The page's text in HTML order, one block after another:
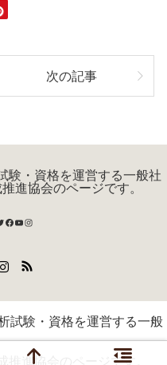
次の記事
験・資格を運営する一般社
進協会のページです。
Facebook
YouTube
Instagram
試験・資格を運営する一般
推進協会のページです。